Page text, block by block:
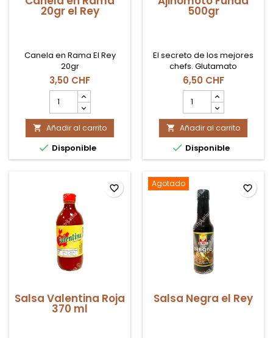
20gr el Rey
Canela en Rama El Rey
20gr
3,50 CHF
cantidad
del
producto
Canela
en
Rama
20gr
 Añadir al carrito
 Disponible
500gr
El secreto de los mejores
chefs. Glutamato
monosódico puro,
conocido como la esencia
del sabor "Umami". Realza
el sabor natural de carnes,
sopas y verduras sin salar
en exceso.
6,50 CHF
cantidad
del
producto
Ajinomoto
Funda
500gr
 Añadir al carrito
 Disponible
Salsa Valentina Roja
370 ml
favorite_border Agotado
Salsa Negra el Rey
favorite_border